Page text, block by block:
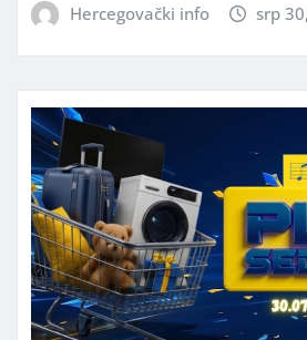
Hercegovački info srp